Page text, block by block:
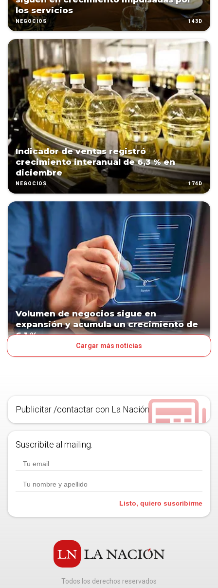
los servicios
NEGOCIOS 143D
Indicador de ventas registró
crecimiento interanual de 6,3 % en
diciembre
NEGOCIOS 174D
Volumen de negocios sigue en
expansión y acumula un crecimiento de
6,1 %
Cargar más noticias
Publicitar /contactar con La Nación
Suscribite al mailing.
Listo, quiero suscribirme
Todos los derechos reservados